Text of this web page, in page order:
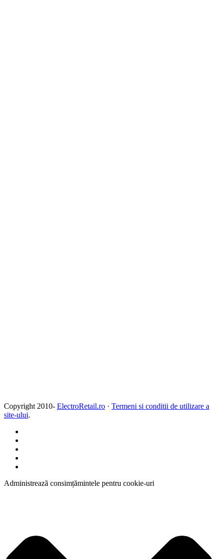
Copyright 2010- ElectroRetail.ro · Termeni si conditii de utilizare a
site-ului.
Administrează consimțămintele pentru cookie-uri